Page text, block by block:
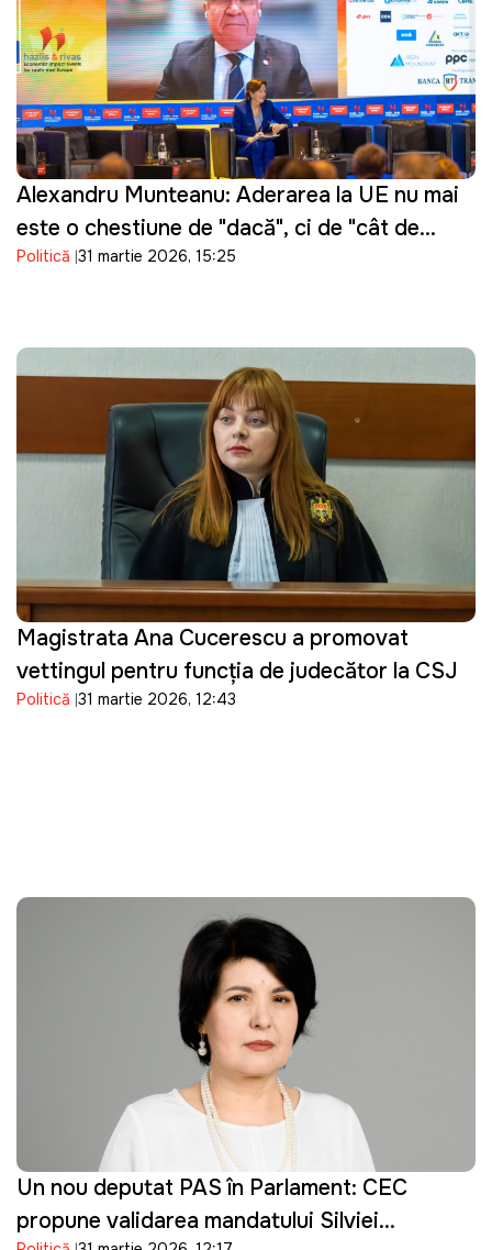
Alexandru Munteanu: Aderarea la UE nu mai
este o chestiune de "dacă", ci de "cât de
repede"
Politică 31 martie 2026, 15:25
Magistrata Ana Cucerescu a promovat
vettingul pentru funcția de judecător la CSJ
Politică 31 martie 2026, 12:43
Un nou deputat PAS în Parlament: CEC
propune validarea mandatului Silviei